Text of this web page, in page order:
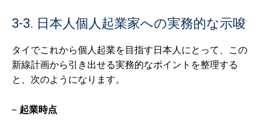
3-3. 日本人個人起業家への実務的な示唆
タイでこれから個人起業を目指す日本人にとって、この
新線計画から引き出せる実務的なポイントを整理する
と、次のようになります。
– 起業時点